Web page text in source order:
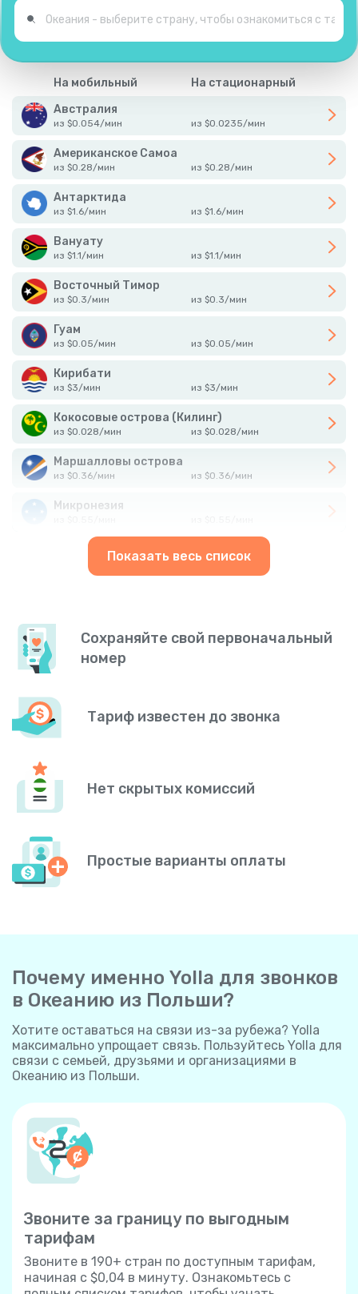
На мобильный
На стационарный
Австралия
из $0.054/мин из $0.0235/мин
Американское Самоа
из $0.28/мин из $0.28/мин
Антарктида
из $1.6/мин из $1.6/мин
Вануату
из $1.1/мин из $1.1/мин
Восточный Тимор
из $0.3/мин из $0.3/мин
Гуам
из $0.05/мин из $0.05/мин
Кирибати
из $3/мин из $3/мин
Кокосовые острова (Килинг)
из $0.028/мин из $0.028/мин
Маршалловы острова
из $0.36/мин из $0.36/мин
Микронезия
Показать весь список
Сохраняйте свой первоначальный
номер
Тариф известен до звонка
Нет скрытых комиссий
Простые варианты оплаты
Почему именно Yolla для звонков
в Океанию из Польши?
Хотите оставаться на связи из-за рубежа? Yolla
максимально упрощает связь. Пользуйтесь Yolla для
связи с семьей, друзьями и организациями в
Океанию из Польши.
Звоните за границу по выгодным
тарифам
Звоните в 190+ стран по доступным тарифам,
начиная с $0,04 в минуту. Ознакомьтесь с